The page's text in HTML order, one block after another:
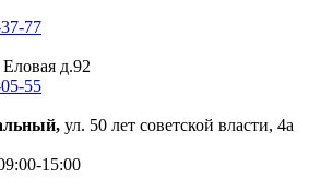
77
Еловая д.92
55
ул. 50 лет советской власти, 4а
15:00